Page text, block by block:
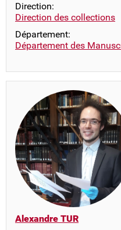
Direction:
Direction des collections
Département:
Département des
Alexandre TUR